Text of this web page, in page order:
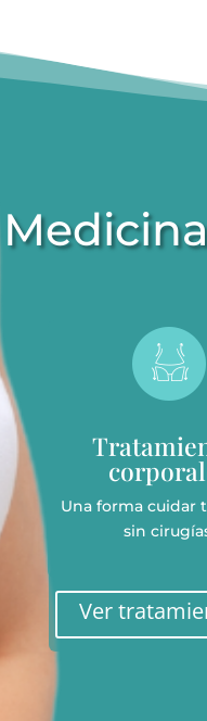
Una forma cuidar
sin
Ver